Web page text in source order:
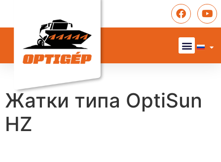
Жатки типа OptiSun
HZ